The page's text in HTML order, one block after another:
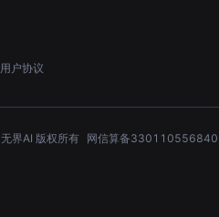
用户协议
无界AI 版权所有 网信算备